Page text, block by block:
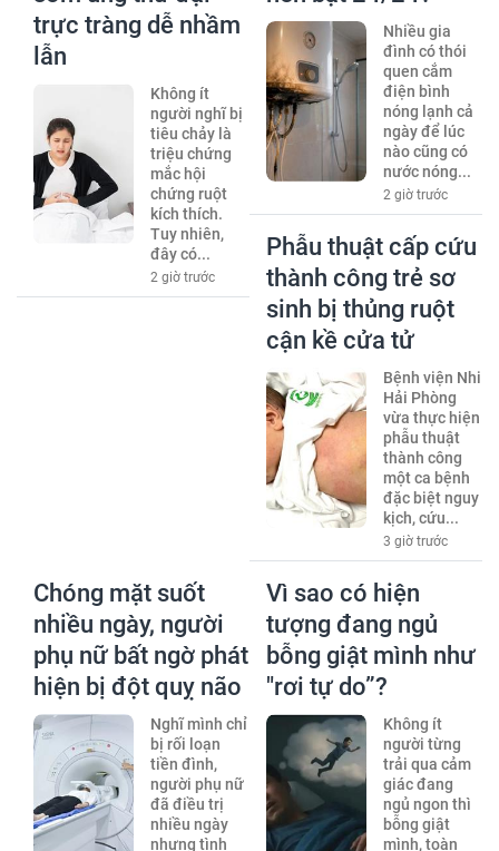
trực tràng dễ nhầm
lẫn
Không ít
người nghĩ bị
tiêu chảy là
triệu chứng
mắc hội
chứng ruột
kích thích.
Tuy nhiên,
đây có...
2 giờ trước
Nhiều gia
đình có thói
quen cắm
điện bình
nóng lạnh cả
ngày để lúc
nào cũng có
nước nóng...
2 giờ trước
Phẫu thuật cấp cứu
thành công trẻ sơ
sinh bị thủng ruột
cận kề cửa tử
Bệnh viện Nhi
Hải Phòng
vừa thực hiện
phẫu thuật
thành công
một ca bệnh
đặc biệt nguy
kịch, cứu...
3 giờ trước
Chóng mặt suốt
nhiều ngày, người
phụ nữ bất ngờ phát
hiện bị đột quỵ não
Nghĩ mình chỉ
bị rối loạn
tiền đình,
người phụ nữ
đã điều trị
nhiều ngày
nhưng tình
Vì sao có hiện
tượng đang ngủ
bỗng giật mình như
"rơi tự do”?
Không ít
người từng
trải qua cảm
giác đang
ngủ ngon thì
bỗng giật
mình, toàn